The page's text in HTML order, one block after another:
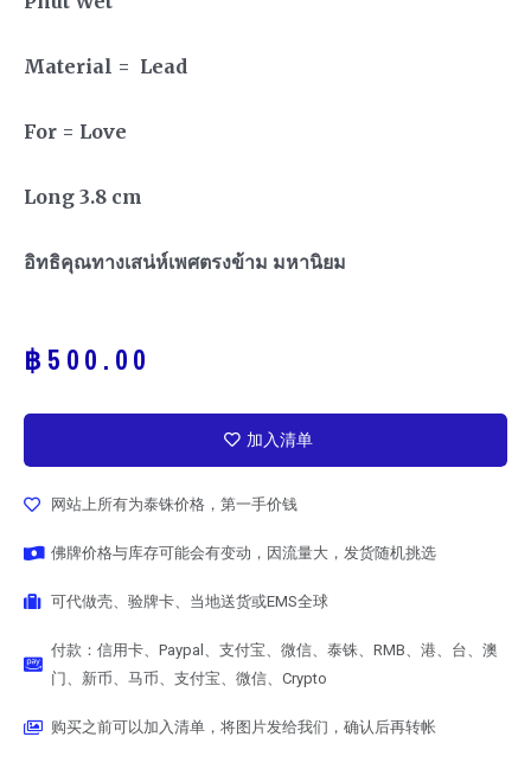
Material = Lead
For = Love
Long 3.8 cm
อิทธิคุณทางเสน่ห์เพศตรงข้าม มหานิยม
฿ 500.00
加入清单
网站上所有为泰铢价格，第一手价钱
佛牌价格与库存可能会有变动，因流量大，发货随机挑选
可代做壳、验牌卡、当地送货或EMS全球
付款：信用卡、Paypal、支付宝、微信、泰铢、RMB、港、台、澳
门、新币、马币、支付宝、微信、Crypto
购买之前可以加入清单，将图片发给我们，确认后再转帐